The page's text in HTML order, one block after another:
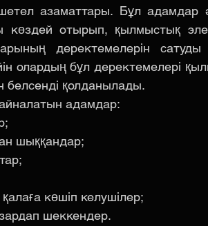
азаматтары. Бұл адамдар
отырып, қылмыстық
деректемелерін
олардың бұл деректемелері
белсенді қолданылады.
адамдар:
шыққандар;
көшіп келушілер;
шеккендер.